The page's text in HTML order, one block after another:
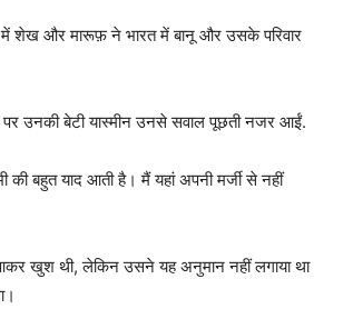
में शेख और मारूफ़ ने भारत में बानू और उसके परिवार
उनकी बेटी यास्मीन उनसे सवाल पूछती नजर आईं.
बहुत याद आती है। मैं यहां अपनी मर्जी से नहीं
खुश थी, लेकिन उसने यह अनुमान नहीं लगाया था